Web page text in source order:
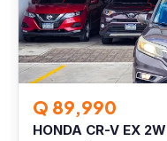
Q 89,990
HONDA CR-V EX